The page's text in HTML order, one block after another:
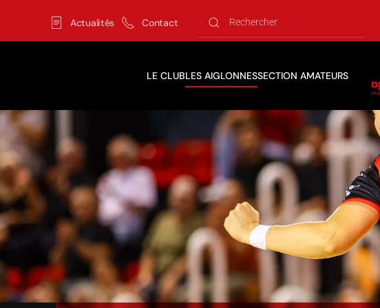
Skip to main content
Actualités Contact
LE CLUBLES AIGLONNESSECTION AMATEURS